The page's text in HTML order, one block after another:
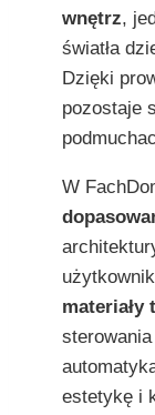
wnętrz,
światła
Dzięki
pozostaje
W
materiały
estetykę i